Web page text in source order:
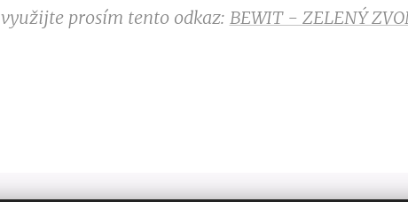
využijte prosím tento odkaz: BEWIT - ZELENÝ